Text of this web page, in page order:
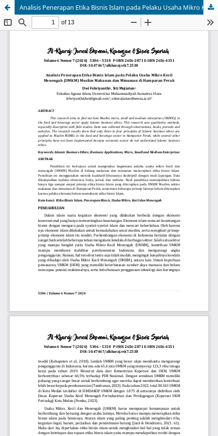
Analisis Penerapan Etika Bisnis Islam pada Pelaku Usaha Mikro Kecil Menengah (UMKM) Muslim Makanan dan Minuman di Hamparan Perak